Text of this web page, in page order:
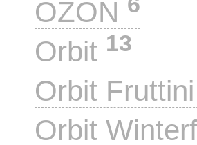
OZON
Orbit 13
Orbit Fruttini
Orbit